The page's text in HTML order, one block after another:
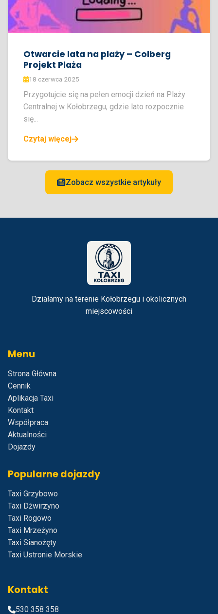
Otwarcie lata na plaży – Colberg
Projekt Plaża
18 czerwca 2025
Przygotujcie się na pełen emocji dzień na Plaży
Centralnej w Kołobrzegu, gdzie lato rozpocznie
się...
Czytaj więcej
Zobacz wszystkie artykuły
Działamy na terenie Kołobrzegu i okolicznych
miejscowości
Menu
Strona Główna
Cennik
Aplikacja Taxi
Kontakt
Współpraca
Aktualności
Dojazdy
Popularne dojazdy
Taxi Grzybowo
Taxi Dźwirzyno
Taxi Rogowo
Taxi Mrzeżyno
Taxi Sianożęty
Taxi Ustronie Morskie
Kontakt
530 358 358